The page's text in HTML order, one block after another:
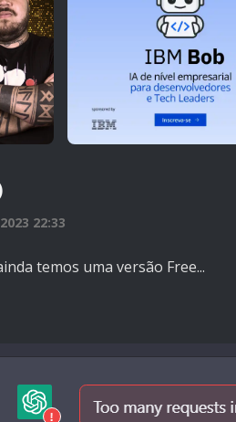
22:33
temos uma versão Free...